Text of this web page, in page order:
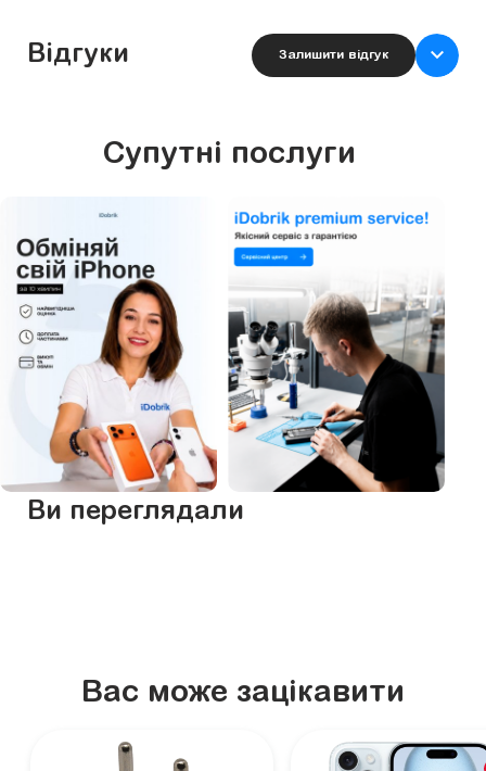
Відгуки Залишити відгук
Супутні послуги
Ви переглядали
Вас може зацікавити